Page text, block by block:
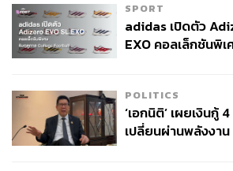
ซึ่งประเด็นนี้ดูแล้วมีน้ำหนักและน่าเชื่อถือ
Honda และ Nissan ควบรวมกันอย่างเร่
เคยมีบทเรียนอันแสนเจ็บปวดจาก
ญี่ปุ่น หากปล่อยให้ Nissan เดียวดาย แล้ว
แบรนด์ของกลุ่มทุนจากไต้หวัน เหมือนค
อุตสาหกรรมยานยนต์ของญี่ปุ่นถูกตบหน้า
SPORT
adidas เปิดตัว
EXO คอลเล็กชันพิ
POLITICS
‘เอกนิติ’ เผยเงินกู้
เปลี่ยนผ่านพลังงาน